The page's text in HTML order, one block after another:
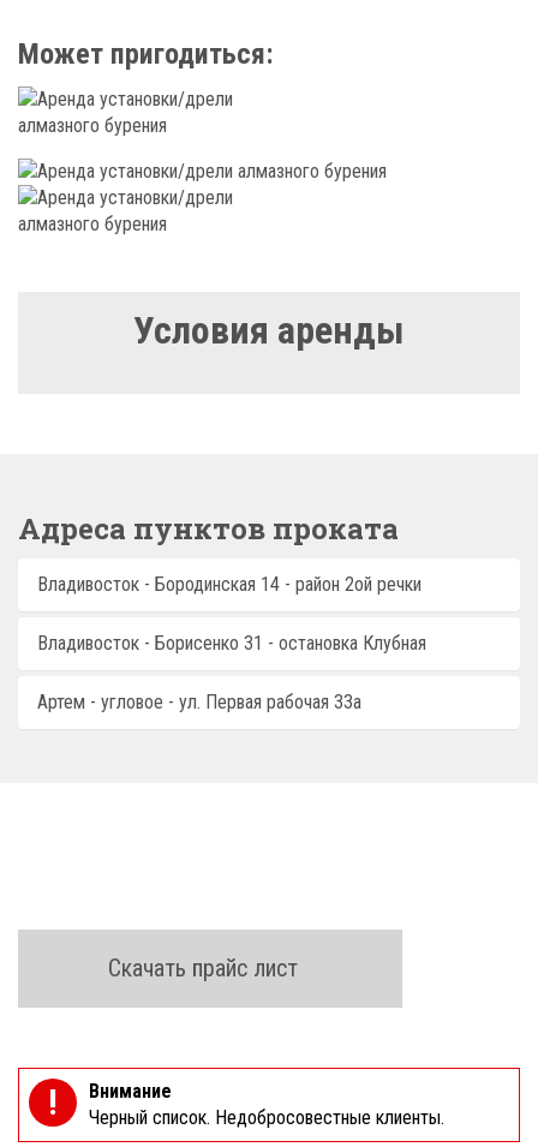
Может пригодиться:
Условия аренды
Адреса пунктов проката
Владивосток - Бородинская 14 - район 2ой речки
Владивосток - Борисенко 31 - остановка Клубная
Артем - угловое - ул. Первая рабочая 33а
Скачать прайс лист
!
Внимание
Черный список. Недобросовестные клиенты.